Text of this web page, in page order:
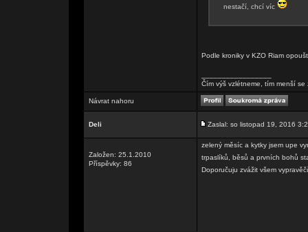
nestačí, chcí víc
Podle kroniky v KZO Riam
Čím výš vzlétneme, tím menší
Návrat nahoru
Deli Zaslal: so listopad 19, 2016
Založen: 25.1.2010
Příspěvky: 86
zelený měsíc a kytky jsem upe
trpaslíků, běsů a prvních bohů
Doporučuju zvážit všem